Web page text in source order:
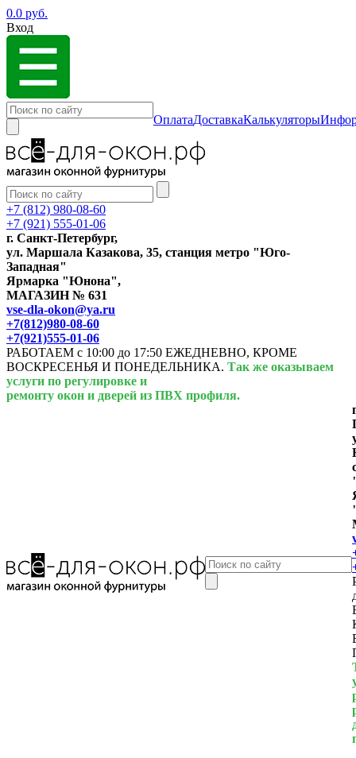
0.0 руб.
Вход
ОплатаДоставкаКалькуляторы
+7 (812) 980-08-60
+7 (921) 555-01-06
г. Санкт-Петербург,
ул. Маршала Казакова, 35, станция метро "Юго-
Западная"
Ярмарка "Юнона",
МАГАЗИН № 631
vse-dla-okon@ya.ru
+7(812)980-08-60
+7(921)555-01-06
РАБОТАЕМ с 10:00 до 17:50 ЕЖЕДНЕВНО, КРОМЕ
ВОСКРЕСЕНЬЯ И ПОНЕДЕЛЬНИКА. Так же оказываем
услуги по регулировке и
ремонту окон и дверей из ПВХ профиля.